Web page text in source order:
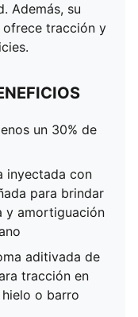
Además, su
ofrece tracción y
un 30% de
inyectada con
para brindar
y amortiguación
aditivada de
tracción en
o barro